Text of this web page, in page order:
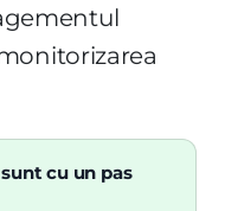
cu un pas